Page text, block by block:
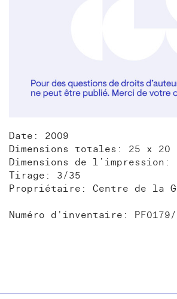
Date: 2009
Dimensions totales: 25 x 20
Dimensions de l’impression:
Tirage: 3/35
Propriétaire: Centre de la
Numéro d'inventaire: